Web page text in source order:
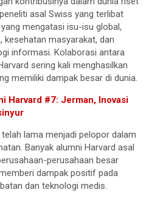
asal Swiss yang terlibat
mengatasi isu-isu global,
kesehatan masyarakat, dan
informasi. Kolaborasi antara
sering kali menghasilkan
memiliki dampak besar di dunia.
Harvard #7: Jerman, Inovasi
lama menjadi pelopor dalam
Banyak alumni Harvard asal
perusahaan besar
dampak positif pada
dan teknologi medis.